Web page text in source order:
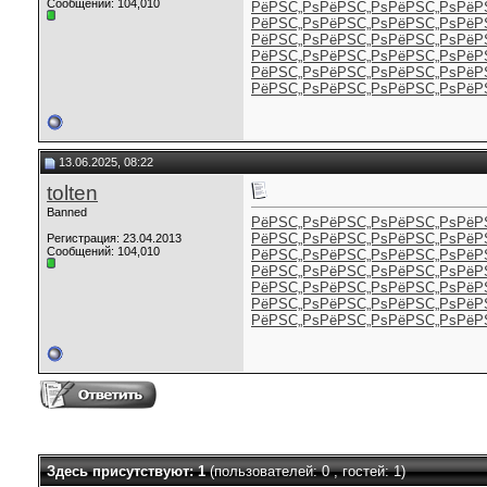
Сообщений: 104,010
РёРЅС„Рѕ РёРЅС„Рѕ РёРЅС„Рѕ
РёРЅС„Рѕ РёРЅС„Рѕ РёРЅС„Рѕ
РёРЅС„Рѕ РёРЅС„Рѕ РёРЅС„Рѕ
РёРЅС„Рѕ РёРЅС„Рѕ РёРЅС„Рѕ
РёРЅС„Рѕ РёРЅС„Рѕ РёРЅС„Рѕ
РёРЅС„Рѕ РёРЅС„Рѕ РёРЅС„Рѕ
13.06.2025, 08:22
tolten
Banned
Регистрация: 23.04.2013
Сообщений: 104,010
РёРЅС„Рѕ РёРЅС„Рѕ РёРЅС„Рѕ
РёРЅС„Рѕ РёРЅС„Рѕ РёРЅС„Рѕ
РёРЅС„Рѕ РёРЅС„Рѕ РёРЅС„Рѕ
РёРЅС„Рѕ РёРЅС„Рѕ РёРЅС„Рѕ
РёРЅС„Рѕ РёРЅС„Рѕ РёРЅС„Рѕ
РёРЅС„Рѕ РёРЅС„Рѕ РёРЅС„Рѕ
РёРЅС„Рѕ РёРЅС„Рѕ РёРЅС„Рѕ
Здесь присутствуют: 1(пользователей: 0 , гостей: 1)